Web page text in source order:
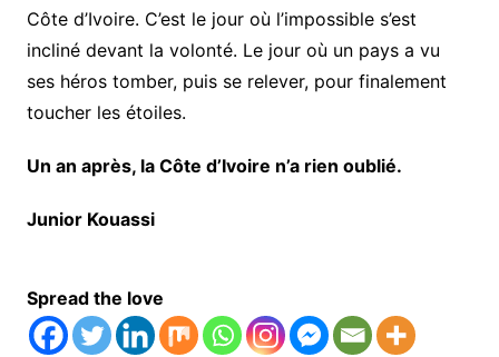
Côte d’Ivoire. C’est le jour où l’impossible s’est
incliné devant la volonté. Le jour où un pays a vu
ses héros tomber, puis se relever, pour finalement
toucher les étoiles.
Un an après, la Côte d’Ivoire n’a rien oublié.
Junior Kouassi
Spread the love